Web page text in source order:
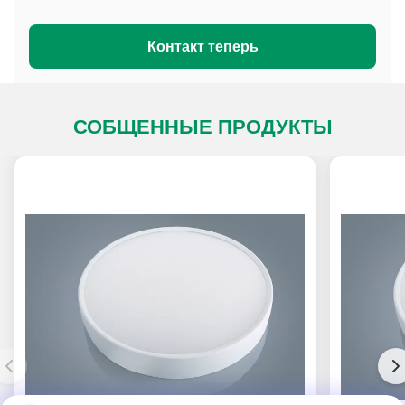
Серия PADL
Серия PACL
Контакт теперь
СОБЩЕННЫЕ ПРОДУКТЫ